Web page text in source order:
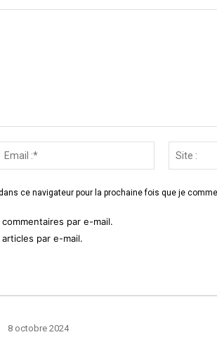
ce navigateur pour la prochaine fois que je
par e-mail.
par e-mail.
8 octobre 2024